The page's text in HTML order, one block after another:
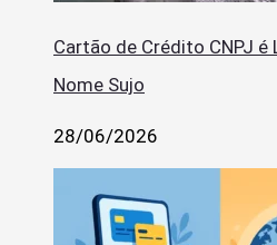
Cartão de Crédito CNPJ é
Nome Sujo
28/06/2026